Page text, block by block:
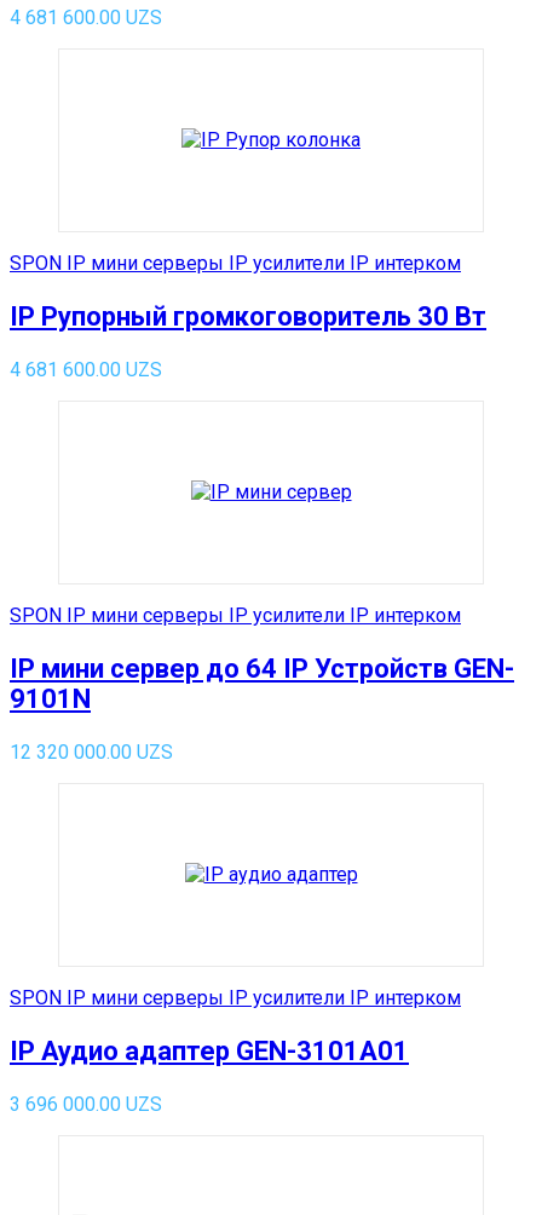
4 681 600.00 UZS
SPON IP мини серверы IP усилители IP интерком
IP Рупорный громкоговоритель 30 Вт
4 681 600.00 UZS
SPON IP мини серверы IP усилители IP интерком
IP мини сервер до 64 IP Устройств GEN-
9101N
12 320 000.00 UZS
SPON IP мини серверы IP усилители IP интерком
IP Аудио адаптер GEN-3101A01
3 696 000.00 UZS